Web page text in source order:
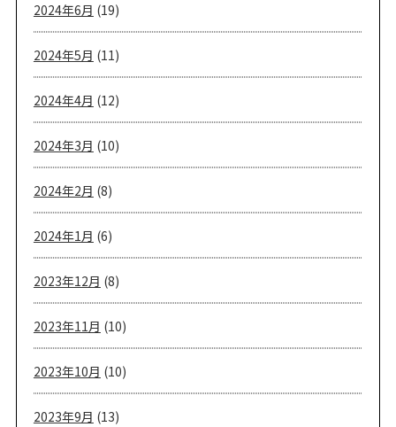
2024年6月 (19)
2024年5月 (11)
2024年4月 (12)
2024年3月 (10)
2024年2月 (8)
2024年1月 (6)
2023年12月 (8)
2023年11月 (10)
2023年10月 (10)
2023年9月 (13)